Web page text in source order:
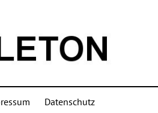
Datenschutz